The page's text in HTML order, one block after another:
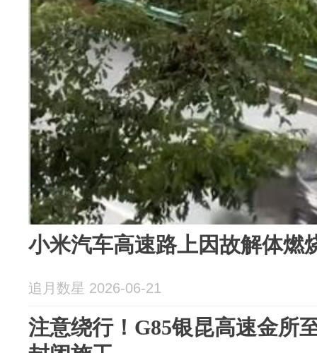
小米汽车高速路上因故解体燃
追月数星 2026-06-21
注意绕行！G85银昆高速金所